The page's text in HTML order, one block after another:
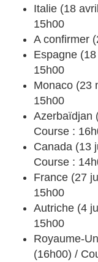
Italie (18
15h00
A confirmer
Espagne
15h00
Monaco (23
15h00
Azerbaïdjan
Course :
Canada (13
Course :
France (27
15h00
Autriche (4
15h00
Royaume-
(16h00) /